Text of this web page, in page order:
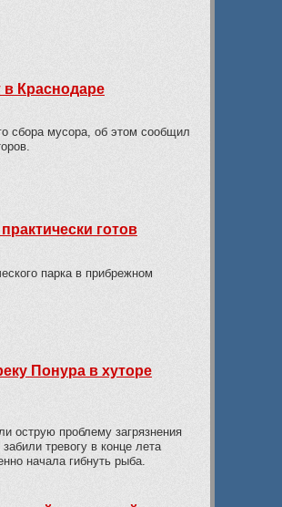
в Краснодаре
сбора мусора, об этом сообщил
готов
парка в прибрежном
Понура в хуторе
острую проблему загрязнения
тревогу в конце лета
начала гибнуть рыба.